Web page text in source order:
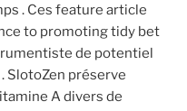
. Ces feature article
to promoting tidy bet
de potentiel
SlotoZen préserve
A divers de